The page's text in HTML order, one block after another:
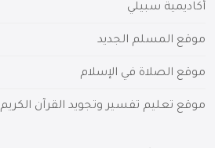
أكاديمية سبيلي
موقع المسلم الجديد
موقع الصلاة في الإسلام
موقع تعليم تفسير وتجويد القرآن الكريم